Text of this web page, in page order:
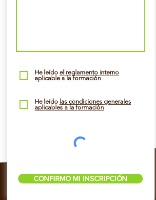
He leído el reglamento interno
aplicable a la formación
He leído las condiciones generales
aplicables a la formación
CONFIRMO MI INSCRIPCIÓN